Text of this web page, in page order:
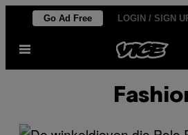
de
Go Ad Free LOGIN / SIGN
Open